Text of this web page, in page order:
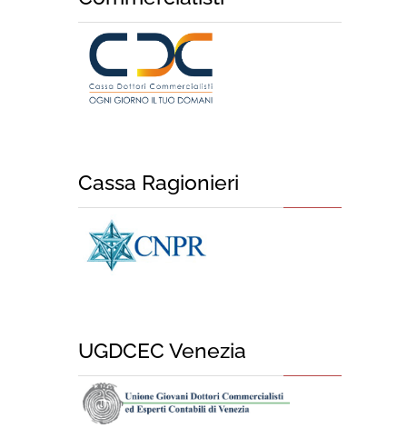
Cassa Ragionieri
UGDCEC Venezia